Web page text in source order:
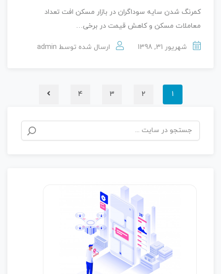
کمرنگ شدن سایه سوداگران در بازار مسکن افت تعداد
معاملات مسکن و کاهش قیمت در برخی…
شهریور 31, 1398 ارسال شده توسط admin
1
2
3
4